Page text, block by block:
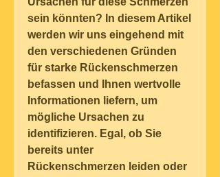
sein könnten? In diesem Artikel
werden wir uns eingehend mit
den verschiedenen Gründen
für starke Rückenschmerzen
befassen und Ihnen wertvolle
Informationen liefern, um
mögliche Ursachen zu
identifizieren. Egal, ob Sie
bereits unter
Rückenschmerzen leiden oder